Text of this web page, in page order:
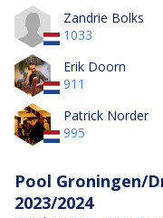
Zandrie Bolks
1033
Erik Doorn
911
Patrick Norder
995
Pool Groningen/
2023/2024